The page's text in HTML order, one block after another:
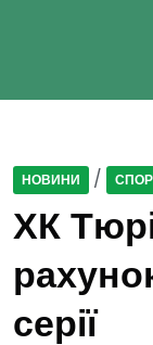
НОВИНИ /
ХК
серії